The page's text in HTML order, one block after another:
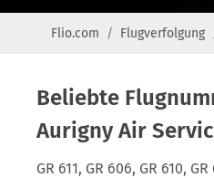
Flio.com Flugverfolgung
Beliebte
Aurigny Air
GR 611, GR 606, GR 610,